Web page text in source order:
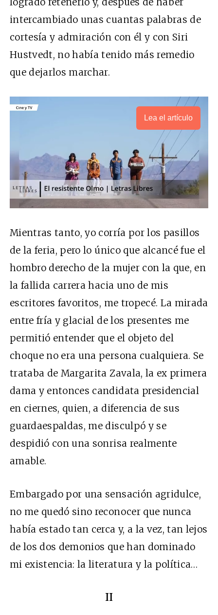
intercambiado unas cuantas palabras de
cortesía y admiración con él y con Siri
Hustvedt, no había tenido más remedio
que dejarlos marchar.
Lea el artículo
Mientras tanto, yo corría por los pasillos
de la feria, pero lo único que alcancé fue el
hombro derecho de la mujer con la que, en
la fallida carrera hacia uno de mis
escritores favoritos, me tropecé. La mirada
entre fría y glacial de los presentes me
permitió entender que el objeto del
choque no era una persona cualquiera. Se
trataba de Margarita Zavala, la ex primera
dama y entonces candidata presidencial
en ciernes, quien, a diferencia de sus
guardaespaldas, me disculpó y se
despidió con una sonrisa realmente
amable.
Embargado por una sensación agridulce,
no me quedó sino reconocer que nunca
había estado tan cerca y, a la vez, tan lejos
de los dos demonios que han dominado
mi existencia: la literatura y la política…
II